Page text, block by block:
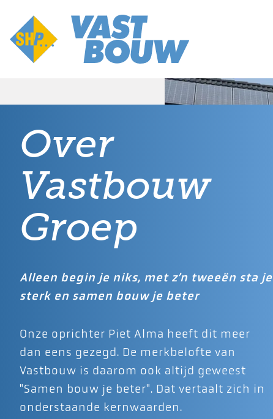
Over
Vastbouw
Groep
Alleen begin je niks, met z’n tweeën sta je
sterk en samen bouw je beter
Onze oprichter Piet Alma heeft dit meer
dan eens gezegd. De merkbelofte van
Vastbouw is daarom ook altijd geweest
"Samen bouw je beter". Dat vertaalt zich in
onderstaande kernwaarden.